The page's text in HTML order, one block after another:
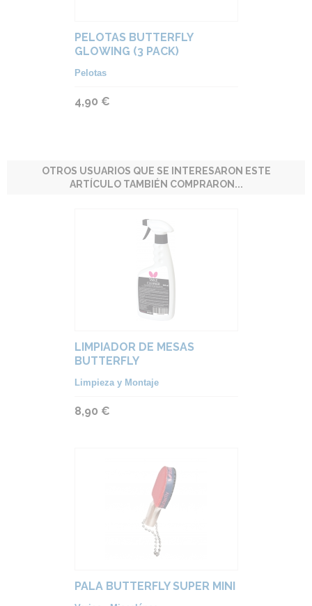
PELOTAS BUTTERFLY
GLOWING (3 PACK)
Pelotas
4,90 €
OTROS USUARIOS QUE SE INTERESARON ESTE
ARTÍCULO TAMBIÉN COMPRARON...
LIMPIADOR DE MESAS
BUTTERFLY
Limpieza y Montaje
8,90 €
PALA BUTTERFLY SUPER MINI